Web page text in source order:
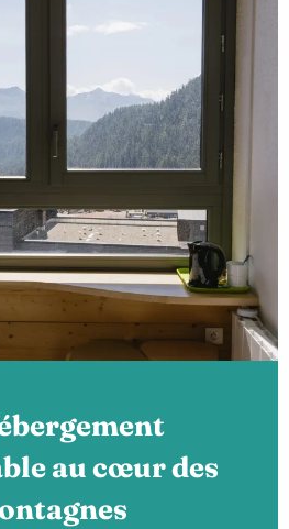
au cœur des